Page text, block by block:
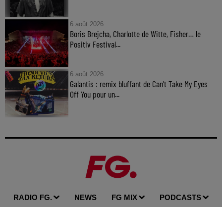
6 août 2026
Boris Brejcha, Charlotte de Witte, Fisher… le
Positiv Festival...
6 août 2026
Galantis : remix bluffant de Can’t Take My Eyes
Off You pour un...
RADIO FG. NEWS FG MIX PODCASTS